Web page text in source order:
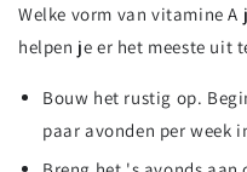
Welke vorm van vitamine
helpen je er het meeste uit
Bouw het rustig op.
paar avonden per week